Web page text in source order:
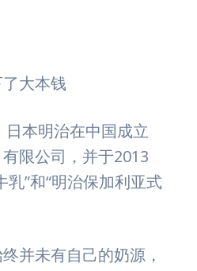
大本钱
本明治在中国成立
限公司，并于2013
乳”和“明治保加利亚式
并未有自己的奶源，